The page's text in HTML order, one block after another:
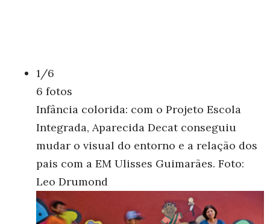
1/6
6 fotos
Infância colorida: com o Projeto Escola
Integrada, Aparecida Decat conseguiu
mudar o visual do entorno e a relação dos
pais com a EM Ulisses Guimarães. Foto:
Leo Drumond